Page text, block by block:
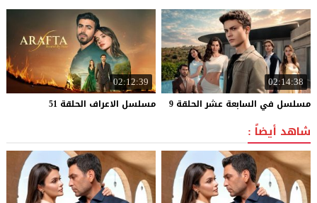
02:14:38
مسلسل في السابعة عشر الحلقة 9
02:12:39
مسلسل الاعراف الحلقة 51
شاهد أيضاً :